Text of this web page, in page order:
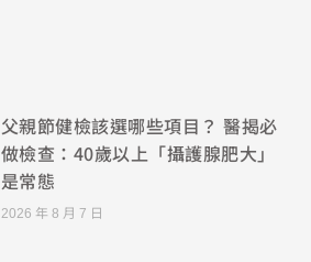
父親節健檢該選哪些項目？ 醫揭必
做檢查：40歲以上「攝護腺肥大」
是常態
2026 年 8 月 7 日